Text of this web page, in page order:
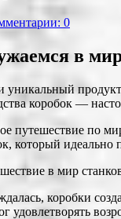
0
в
уникальный
коробок —
путешествие по
который
в мир
коробки
удовлетворять